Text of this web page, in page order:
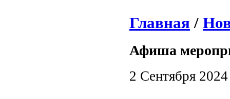
Главная /
Афиша
2 Сентября 2024